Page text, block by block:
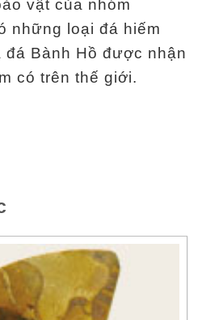
vật của nhóm
những loại đá hiếm
Bành Hồ được nhận
có trên thế giới.